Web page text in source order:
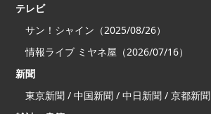
テレビ
サン！シャイン（2025/08/26）
情報ライブ ミヤネ屋（2026/07/16）
新聞
東京新聞 / 中国新聞 / 中日新聞 / 京都新聞